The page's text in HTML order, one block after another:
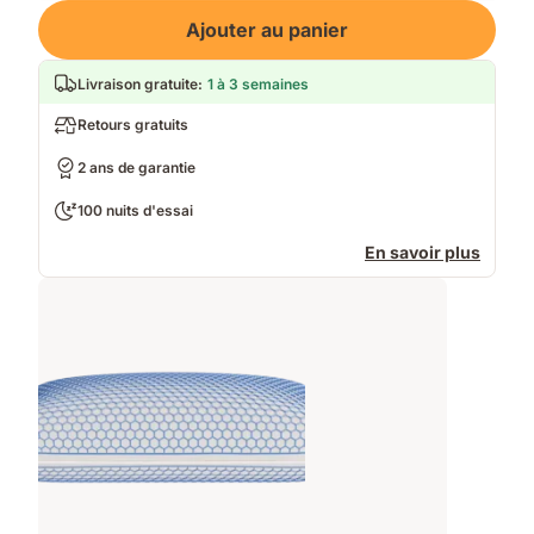
Loading
Ajouter au panier
Livraison gratuite: 1 à 3 semaines
Retours gratuits
2 ans de garantie
100 nuits d'essai
En savoir plus